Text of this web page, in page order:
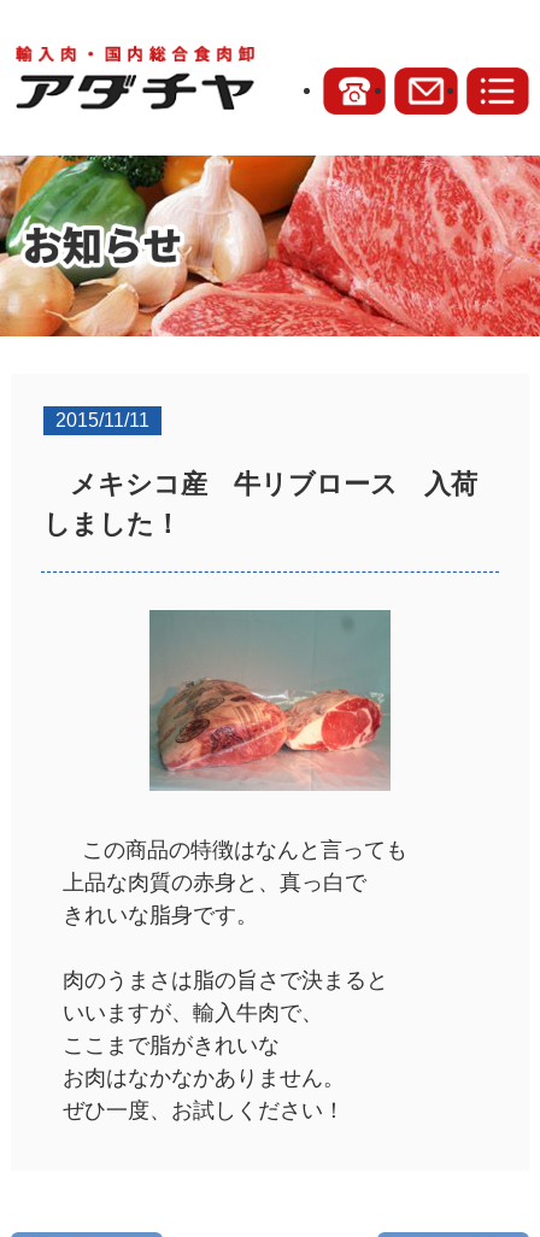
2015/11/11
メキシコ産 牛リブロース 入荷
しました！
この商品の特徴はなんと言っても
上品な肉質の赤身と、真っ白で
きれいな脂身です。
肉のうまさは脂の旨さで決まると
いいますが、輸入牛肉で、
ここまで脂がきれいな
お肉はなかなかありません。
ぜひ一度、お試しください！